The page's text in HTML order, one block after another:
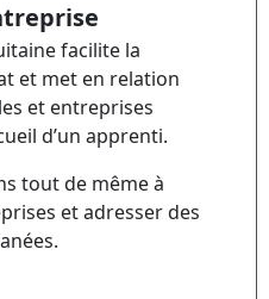
facilite la
et met en relation
et entreprises
d’un apprenti.
tout de même à
et adresser des